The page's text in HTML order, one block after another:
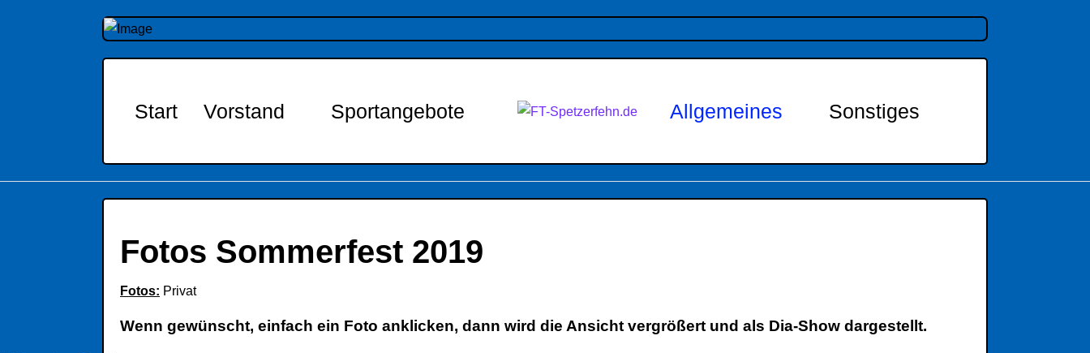
Start Vorstand Sportangebote Allgemeines Sonstiges
Fotos Sommerfest 2019
Fotos: Privat
Wenn gewünscht, einfach ein Foto anklicken, dann wird die Ansicht vergrößert und als Dia-Show dargestellt.